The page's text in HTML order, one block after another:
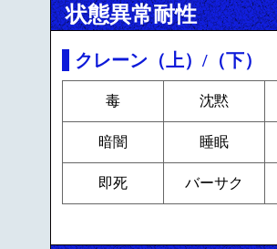
状態異常耐性
クレーン（上）/（下）
毒 沈黙
暗闇 睡眠
即死 バーサク